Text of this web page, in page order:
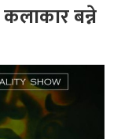
कलाकार बन्ने